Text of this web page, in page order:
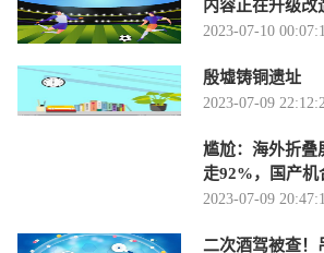
内容正在升级改
2023-07-10
殷墟铸铜遗址
2023-07-09
尴尬：海外折叠
走92%，国产机
2023-07-09
二次酒驾被查！